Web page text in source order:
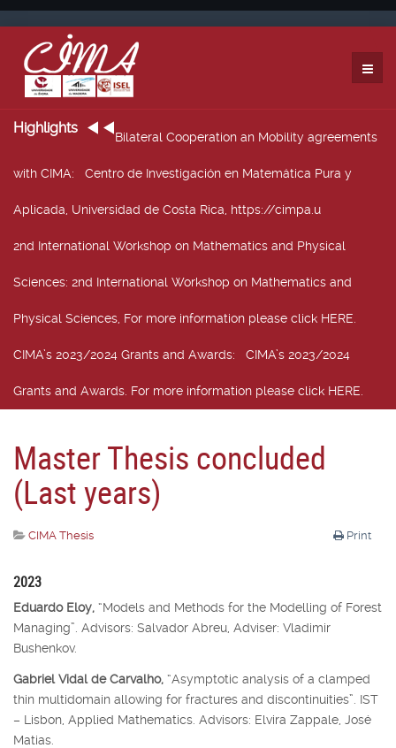
Highlights
Bilateral Cooperation an Mobility agreements
with CIMA: Centro de Investigación en Matemática Pura y
Aplicada, Universidad de Costa Rica, https://cimpa.u
2nd International Workshop on Mathematics and Physical
Sciences: 2nd International Workshop on Mathematics and
Physical Sciences, For more information please click HERE.
CIMA’s 2023/2024 Grants and Awards: CIMA’s 2023/2024
Grants and Awards. For more information please click HERE.
Master Thesis concluded
(Last years)
Print
CIMA Thesis
2023
Eduardo Eloy, “Models and Methods for the Modelling of Forest
Managing”. Advisors: Salvador Abreu, Adviser: Vladimir
Bushenkov.
Gabriel Vidal de Carvalho, “Asymptotic analysis of a clamped
thin multidomain allowing for fractures and discontinuities”. IST
– Lisbon, Applied Mathematics. Advisors: Elvira Zappale, José
Matias.